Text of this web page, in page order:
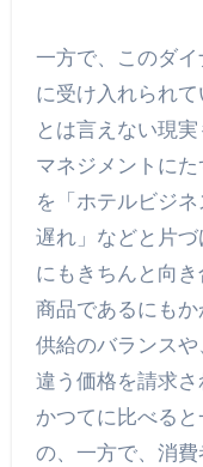
一方で、このダ
に受け入れられ
とは言えない現
マネジメントに
を「ホテルビジ
遅れ」などと片
にもきちんと向
商品であるにも
供給のバランス
違う価格を請求さ
かつてに比べる
の、一方で、消